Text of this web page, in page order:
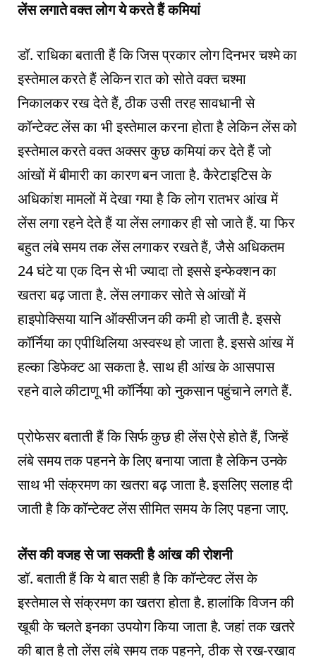
लेंस लगाते वक्‍त लोग ये करते हैं कमियां
डॉ. राधिका बताती हैं कि जिस प्रकार लोग दिनभर चश्‍मे का
इस्‍तेमाल करते हैं लेकिन रात को सोते वक्‍त चश्‍मा
निकालकर रख देते हैं, ठीक उसी तरह सावधानी से
कॉन्‍टेक्‍ट लेंस का भी इस्‍तेमाल करना होता है लेकिन लेंस को
इस्‍तेमाल करते वक्‍त अक्‍सर कुछ कमियां कर देते हैं जो
आंखों में बीमारी का कारण बन जाता है. कैरेटाइटिस के
अधिकांश मामलों में देखा गया है कि लोग रातभर आंख में
लेंस लगा रहने देते हैं या लेंस लगाकर ही सो जाते हैं. या फिर
बहुत लंबे समय तक लेंस लगाकर रखते हैं, जैसे अधिकतम
24 घंटे या एक दिन से भी ज्‍यादा तो इससे इन्‍फेक्‍शन का
खतरा बढ़ जाता है. लेंस लगाकर सोते से आंखों में
हाइपोक्सिया यानि ऑक्‍सीजन की कमी हो जाती है. इससे
कॉर्निया का एपीथिलिया अस्‍वस्‍थ हो जाता है. इससे आंख में
हल्‍का डिफेक्‍ट आ सकता है. साथ ही आंख के आसपास
रहने वाले कीटाणू भी कॉर्निया को नुकसान पहुंचाने लगते हैं.
प्रोफेसर बताती हैं कि सिर्फ कुछ ही लेंस ऐसे होते हैं, जिन्‍हें
लंबे समय तक पहनने के लिए बनाया जाता है लेकिन उनके
साथ भी संक्रमण का खतरा बढ़ जाता है. इसलिए सलाह दी
जाती है कि कॉन्‍टेक्‍ट लेंस सीमित समय के लिए पहना जाए.
लेंस की वजह से जा सकती है आंख की रोशनी
डॉ. बताती हैं कि ये बात सही है कि कॉन्टेक्ट लेंस के
इस्‍तेमाल से संक्रमण का खतरा होता है. हालांकि विजन की
खूबी के चलते इनका उपयोग किया जाता है. जहां तक खतरे
की बात है तो लेंस लंबे समय तक पहनने, ठीक से रख-रखाव